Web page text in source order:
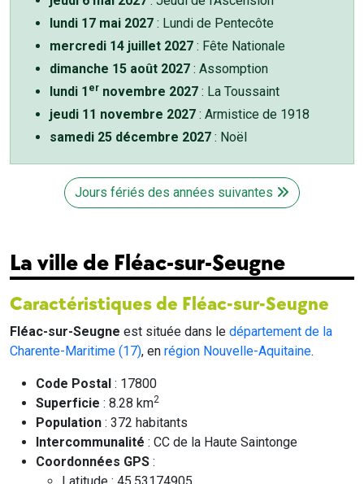
lundi 17 mai 2027 : Lundi de Pentecôte
mercredi 14 juillet 2027 : Fête Nationale
dimanche 15 août 2027 : Assomption
lundi 1 er novembre 2027 : La Toussaint
jeudi 11 novembre 2027 : Armistice de 1918
samedi 25 décembre 2027 : Noël
Jours fériés des années suivantes
La ville de Fléac-sur-Seugne
Caractéristiques de Fléac-sur-Seugne
Fléac-sur-Seugne est située dans le département de la
Charente-Maritime (17), en région Nouvelle-Aquitaine.
Code Postal : 17800
Superficie : 8.28 km2
Population : 372 habitants
Intercommunalité : CC de la Haute Saintonge
Coordonnées GPS :